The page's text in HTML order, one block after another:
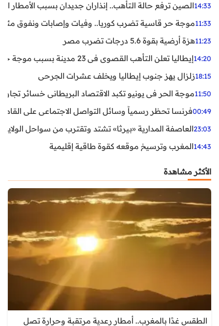
14:33الصين ترفع حالة التأهب.. إنذاران جديدان بسبب الأمطار
11:33موجة حر قاسية تضرب كوريا.. وفيات وإصابات ونفوق مئات
11:23هزة أرضية بقوة 5.6 درجات تضرب مصر
14:20إيطاليا تعلن التأهب القصوى في 23 مدينة بسبب موجة حر شديدة
18:15زلزال يهز جنوب إيطاليا ويخلف عشرات الجرحى
11:50موجة الحر في يونيو تكبد الاقتصاد البريطاني خسائر تجاوزت 1.5 مليار
00:49فرنسا تحظر رسمياً وسائل التواصل الاجتماعي على القاصرين
23:03العاصفة المدارية «بيرثا» تشتد وتقترب من سواحل
14:43المغرب وترسيخ موقعه كقوة طاقية إقليمية
الأكثر مشاهدة
الطقس غدًا بالمغرب.. أمطار رعدية مرتقبة وحرارة تصل